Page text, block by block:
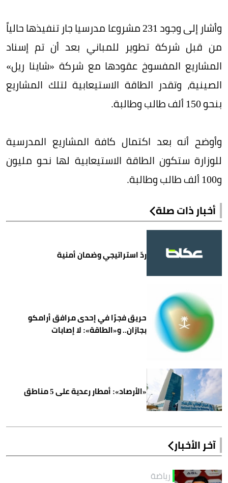
وأشار إلى وجود 231 مشروعا مدرسيا جار تنفيذها حالياً
من قبل شركة تطوير للمباني بعد أن تم إسناد
المشاريع المفسوخ عقودها مع شركة «شاينا ريل»
الصينية، وتقدر الطاقة الاستيعابية لتلك المشاريع
بنحو 150 ألف طالب وطالبة.
وأوضح أنه بعد اكتمال كافة المشاريع المدرسية
للوزارة ستكون الطاقة الاستيعابية لها نحو مليون
و100 ألف طالب وطالبة.
أخبار ذات صلة
ردّ استراتيجي وضمان أمنية
حريق فجرًا في إحدى مرافق أرامكو
بجازان.. و«الطاقة»: لا إصابات
«الأرصاد»: أمطار رعدية على 5 مناطق
آخر الأخبار
رياضة